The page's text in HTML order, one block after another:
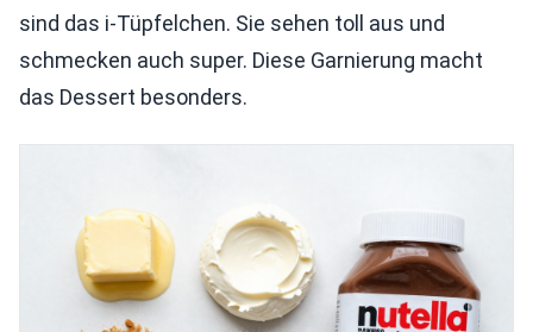
sind das i-Tüpfelchen. Sie sehen toll aus und
schmecken auch super. Diese Garnierung macht
das Dessert besonders.